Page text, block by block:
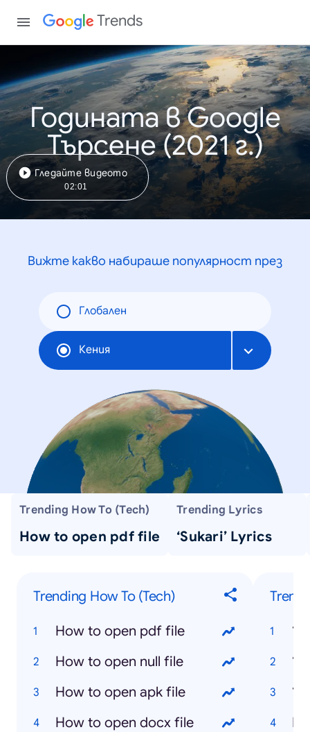
Trends
Годината в Google
Търсене (2021 г.)
Гледайте видеото
02:01
Вижте какво набираше популярност през
Глобален
Кения
Trending How To (Tech)
How to open pdf file
Trending Lyrics
‘Sukari’ Lyrics
Trending How To (Tech)
How to open pdf file
How to open null file
How to open apk file
How to open docx file